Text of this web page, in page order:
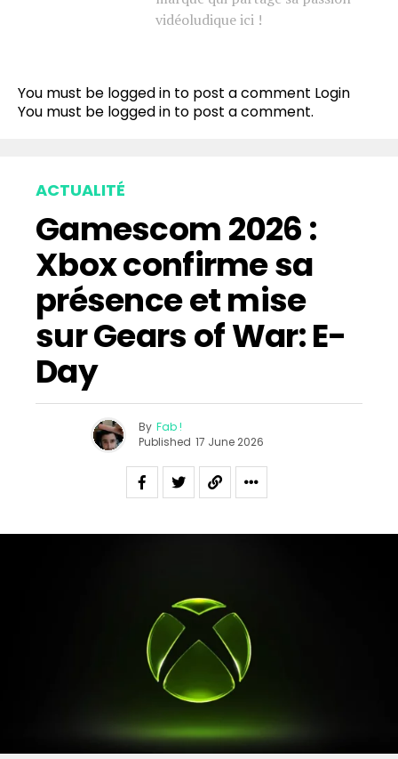
vidéoludique ici !
You must be logged in to post a comment Login
You must be logged in to post a comment.
ACTUALITÉ
Gamescom 2026 :
Xbox confirme sa
présence et mise
sur Gears of War: E-
Day
By Fab !
Published 17 June 2026